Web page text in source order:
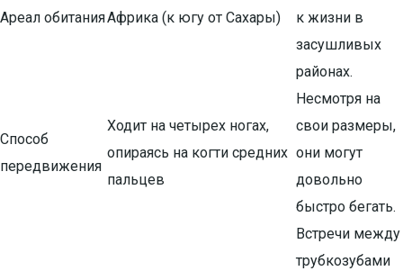
Ареал обитанияАфрика (к югу от Сахары)
к жизни в
засушливых
районах.
Способ
передвижения
Ходит на четырех ногах,
опираясь на когти средних
пальцев
Несмотря на
свои размеры,
они могут
довольно
быстро бегать.
Встречи между
трубкозубами